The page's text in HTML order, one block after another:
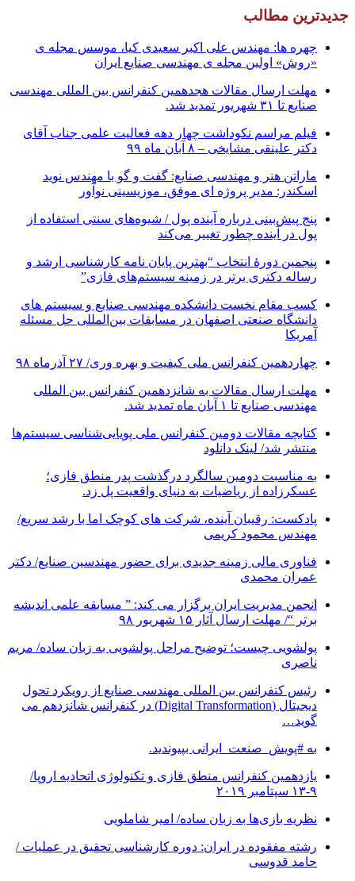
جدیدترین مطالب
چهره ها: مهندس علی اکبر سعیدی کیا، موسس مجله ی
«روش» اولین مجله ی مهندسی صنایع ایران
مهلت ارسال مقالات هجدهمین کنفرانس بین المللی مهندسی
صنایع تا ۳۱ شهریور تمدید شد.
فیلم مراسم نکوداشت چهار دهه فعالیت علمی جناب آقای
دکتر علینقی مشایخی – ۸ آبان ماه ۹۹
ماراتن هنر و مهندسی صنایع: گفت و گو با مهندس نوید
اسکندر: مدیر پروژه ای موفق، موزیسینی نوآور
پنج پیش‌بینی درباره آینده پول / شیوه‌های سنتی استفاده از
پول در آینده چطور تغییر می‌کند
پنجمین دورۀ انتخاب “بهترین پایان ­نامه کارشناسی­ ارشد و
رساله دکتری برتر در زمینه سیستم‌های فازی”
کسب مقام نخست دانشکده مهندسی صنایع و سیستم های
دانشگاه صنعتی اصفهان در مسابقات بین‌المللی حل مسئله
آمریکا
چهاردهمین کنفرانس ملی کیفیت و بهره وری/ ۲۷ آذرماه ۹۸
مهلت ارسال مقالات به شانزدهمین کنفرانس بین المللی
مهندسی صنایع تا ۱ آبان ماه تمدید شد.
کتابچه مقالات دومین کنفرانس ملی پویایی‌شناسی سیستم‌ها
منتشر شد/ لینک دانلود
به مناسبت دومین سالگرد درگذشت پدر منطق فازی؛
عسکرزاده از ریاضیات به دنیای واقعیت پل زد.
پادکست: رقیبان آینده، شرکت های کوچک اما با رشد سریع/
مهندس محمود کریمی
فناوری مالی زمینه جدیدی برای حضور مهندسین صنایع/ دکتر
عمران محمدی
انجمن مدیریت ایران برگزار می کند: ” مسابقه علمی اندیشه
برتر “/ مهلت ارسال آثار ۱۵ شهریور ۹۸
پولشویی چیست؛ توضیح مراحل پولشویی به زبان ساده/ مریم
ناصری
رئیس کنفرانس بین المللی مهندسی صنایع از رویکرد تحول
دیجیتال (Digital Transformation) در کنفرانس شانزدهم می
گوید…
به #پویش_صنعت_ایرانی بپیوندید.
یازدهمین کنفرانس منطق فازی و تکنولوژی اتحادیه اروپا/
۹-۱۳ سپتامبر ۲۰۱۹
نظریه بازی‌ها به زبان ساده/ امیر شاملویی
رشته مفقوده در ایران: دوره کارشناسی تحقیق در عملیات /
حامد قدوسی